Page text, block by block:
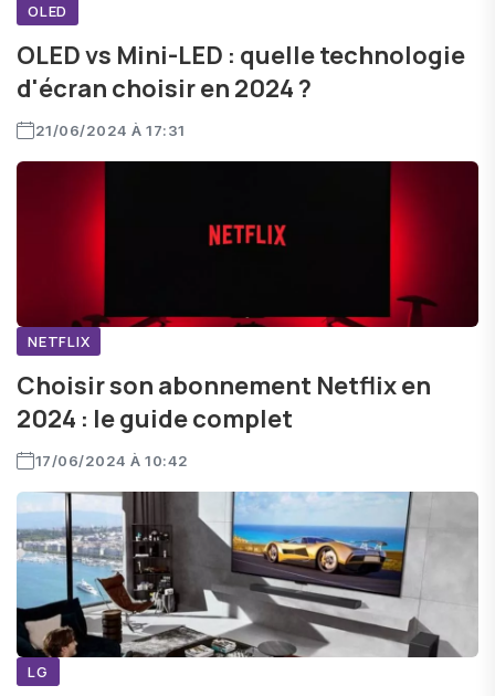
OLED
OLED vs Mini-LED : quelle technologie
d'écran choisir en 2024 ?
21/06/2024 À 17:31
NETFLIX
Choisir son abonnement Netflix en
2024 : le guide complet
17/06/2024 À 10:42
LG